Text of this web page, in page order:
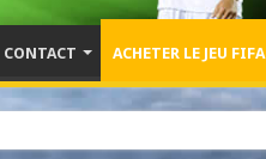
CONTACT ACHETER LE JEU FIFA